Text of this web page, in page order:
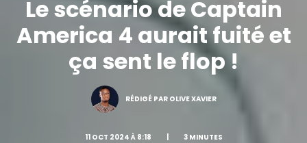
Le scénario de Captain
America 4 aurait fuité et
ça sent le flop !
RÉDIGÉ PAR OLIVE XAVIER
11 OCT 2024 À 8:18 3 MINUTES